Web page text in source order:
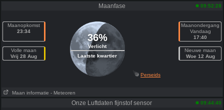
Maanfase 09:52:28
Maanopkomst
23:34
Volle maan
Vrij 28 Aug
36%
Verlicht
Laatste kwartier
Maanondergang
Vandaag
17:40
Nieuwe maan
Woe 12 Aug
Perseids
Maan informatie - Meteoren
Onze Luftdaten fijnstof sensor 09:44:40